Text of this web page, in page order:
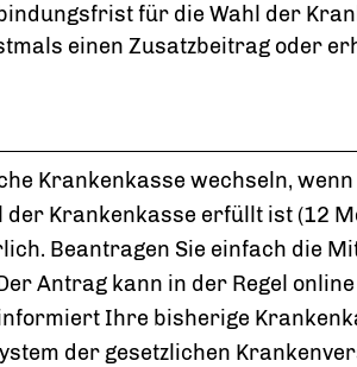
für die Wahl der
einen Zusatzbeitrag oder
Krankenkasse wechseln,
Krankenkasse erfüllt ist (12
Beantragen Sie einfach die
Antrag kann in der Regel
Ihre bisherige
der gesetzlichen